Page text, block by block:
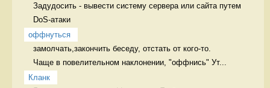
Задудосить - вывести систему сервера или сайта путем
DoS-атаки
оффнуться
замолчать,закончить беседу, отстать от кого-то.
Чаще в повелительном наклонении, "оффнись" Ут...
Кланк